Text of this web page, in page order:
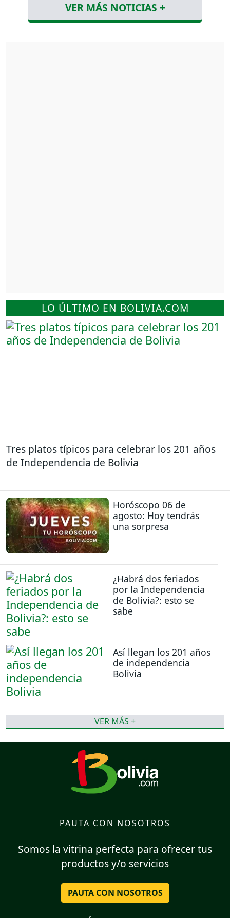
VER MÁS NOTICIAS +
LO ÚLTIMO EN BOLIVIA.COM
Tres platos típicos para celebrar los 201 años
de Independencia de Bolivia
Horóscopo 06 de
agosto: Hoy tendrás
una sorpresa
¿Habrá dos feriados
por la Independencia
de Bolivia?: esto se
sabe
Así llegan los 201 años
de independencia
Bolivia
VER MÁS +
PAUTA CON NOSOTROS
Somos la vitrina perfecta para ofrecer tus
productos y/o servicios
PAUTA CON NOSOTROS